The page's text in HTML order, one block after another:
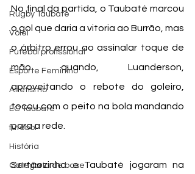
Rugby Taubaté
Vôlei
Futebol profissional
Esporte Feminino
Atletismo
EC Taubaté
futebol
História
Categoria de base
No final da partida, o Taubaté marcou
o gol que daria a vitoria ao Burrão, mas
o árbitro errou ao assinalar toque de
mão quando, Luanderson,
aproveitando o rebote do goleiro,
tocou com o peito na bola mandando
para a rede.
Sertãozinho e Taubaté jogaram na